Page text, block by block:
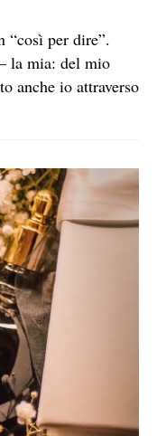
“così per dire”.
la mia: del mio
anche io attraverso